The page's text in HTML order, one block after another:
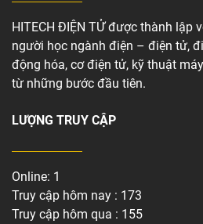
HITECH ĐIỆN TỬ được thành lập
người học ngành điện – điện tử,
động hóa, cơ điện tử, kỹ thuật
từ những bước đầu tiên.
LƯỢNG TRUY CẬP
Online: 1
Truy cập hôm nay : 173
Truy cập hôm qua : 155